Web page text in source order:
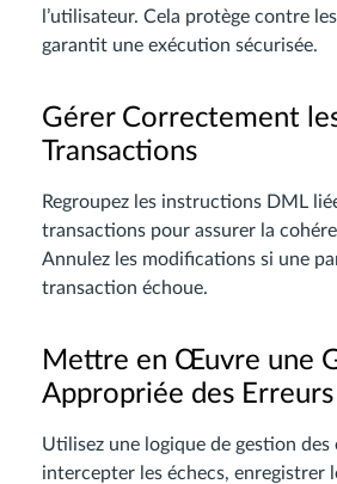
l’utilisateur. Cela protège contre les
garantit une exécution sécurisée.
Gérer Correctement
Transactions
Regroupez les instructions DML
transactions pour assurer la
Annulez les modifications si une
transaction échoue.
Mettre en Œuvre une
Appropriée des Erreurs
Utilisez une logique de gestion des
intercepter les échecs, enregistrer